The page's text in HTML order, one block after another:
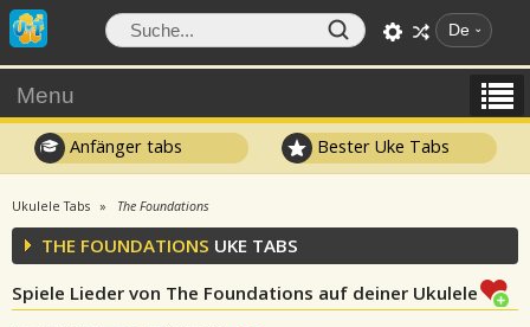
De
Menu
Anfänger tabs Bester Uke Tabs
Ukulele Tabs The Foundations
THE FOUNDATIONS UKE TABS
Spiele Lieder von The Foundations auf deiner Ukulele